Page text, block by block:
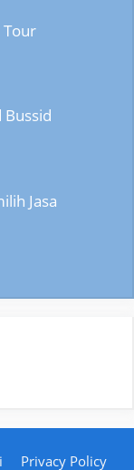
Bussid
Jasa
Privacy Policy